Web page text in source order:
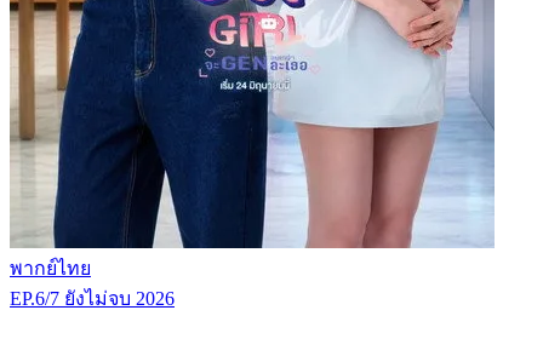
พากย์ไทย
EP.6/7 ยังไม่จบ 2026